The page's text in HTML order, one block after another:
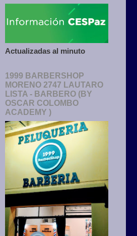
Actualizadas al minuto
1999 BARBERSHOP
MORENO 2747 LAUTARO
LISTA - BARBERO (BY
OSCAR COLOMBO
ACADEMY )